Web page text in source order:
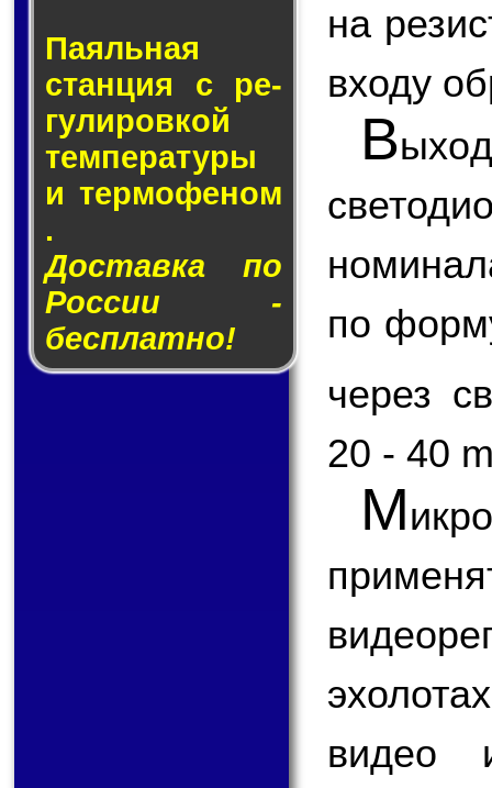
Паяльная
стан­ция с ре­
гу­ли­ров­кой
тем­пе­ра­ту­ры
и тер­мо­фе­ном
.
Доставка по
России -
бесплатно!
на
входу
В
по
через
20 - 40
М
видео